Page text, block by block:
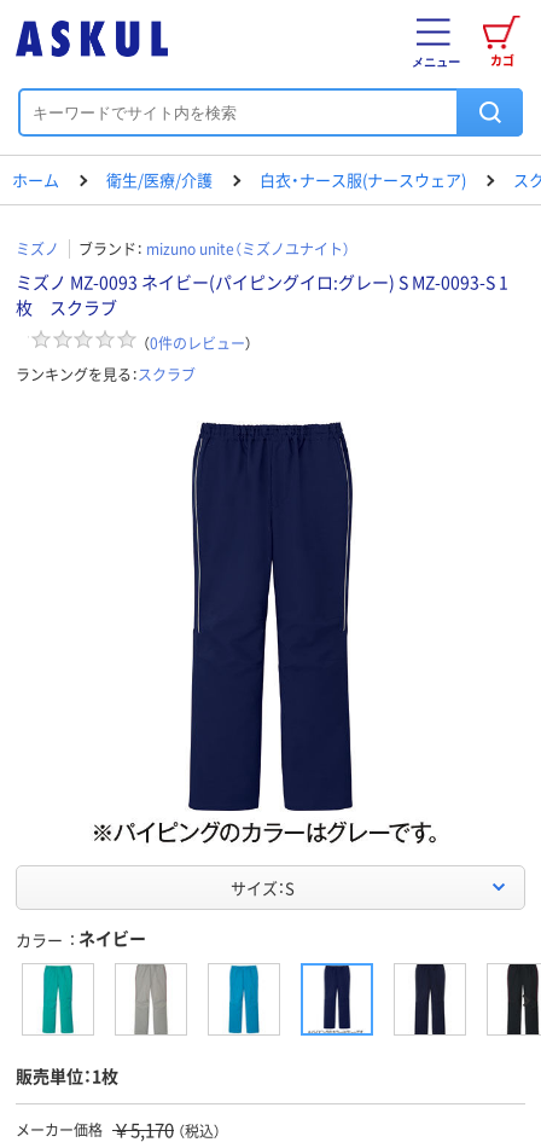
カゴ
メニュー
ホーム 衛生/医療/介護 白衣・ナース服(ナースウェア) ス
ミズノ ブランド： mizuno unite（ミズノユナイト）
ミズノ MZ-0093 ネイビー(パイピングイロ:グレー) S MZ-0093-S 1
枚 スクラブ
（0件のレビュー）
ランキングを見る：スクラブ
サイズ：S
カラー ネイビー
販売単位：1枚
メーカー価格 ￥5,170 （税込）